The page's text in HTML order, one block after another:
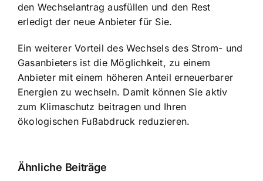
den Wechselantrag ausfüllen und den Rest
erledigt der neue Anbieter für Sie.
Ein weiterer Vorteil des Wechsels des Strom- und
Gasanbieters ist die Möglichkeit, zu einem
Anbieter mit einem höheren Anteil erneuerbarer
Energien zu wechseln. Damit können Sie aktiv
zum Klimaschutz beitragen und Ihren
ökologischen Fußabdruck reduzieren.
Ähnliche Beiträge